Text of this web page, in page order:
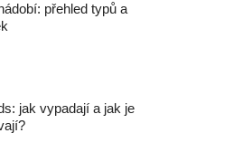
přehled typů a
jak vypadají a jak je